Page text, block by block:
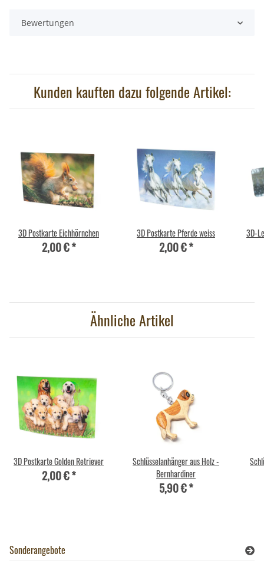
Bewertungen
Kunden kauften dazu folgende Artikel:
3D Postkarte Eichhörnchen
2,00 €*
3D Postkarte Pferde weiss
2,00 €*
3D-
Ähnliche Artikel
3D Postkarte Golden Retriever
2,00 €*
Schlüsselanhänger aus Holz -
Bernhardiner
5,90 €*
Sonderangebote